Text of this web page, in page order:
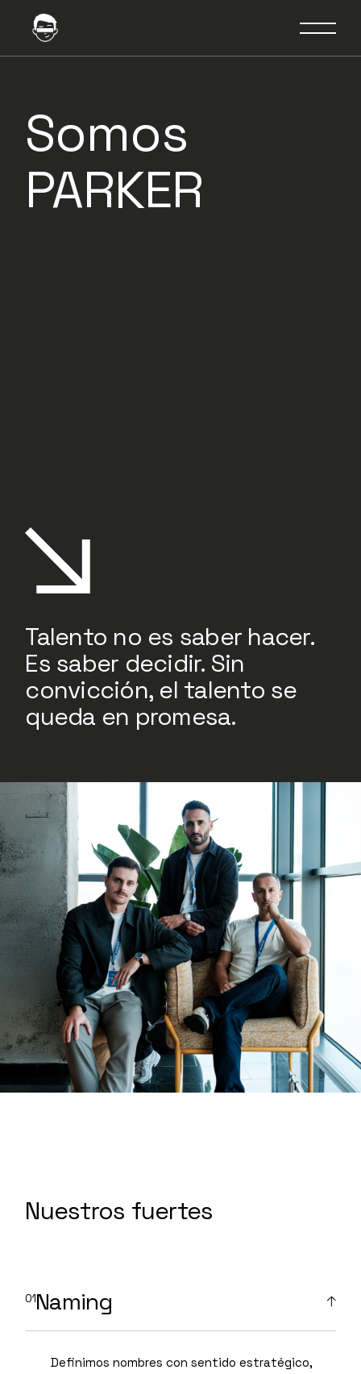
Somos
PARKER
Talento no es saber hacer.
Es saber decidir. Sin
convicción, el talento se
queda en promesa.
Nuestros fuertes
Naming
Definimos nombres con sentido estratégico,